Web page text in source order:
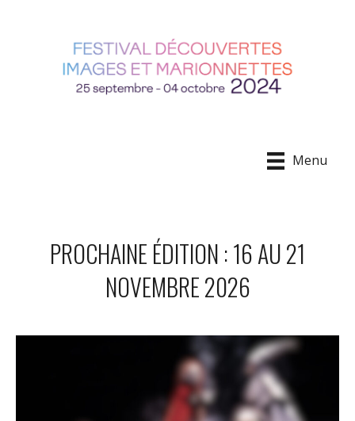
Menu
PROCHAINE ÉDITION : 16 AU 21
NOVEMBRE 2026